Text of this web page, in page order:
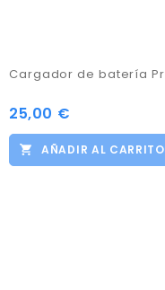
25,00 €
AÑADIR AL CARRITO